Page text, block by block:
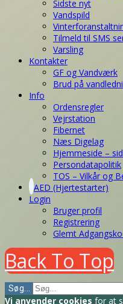
Sidste nyt
Vandspild
Tilmeld til SMS
Varsling
Kontakter
GF og Vandværk
Brud på
Info
Ordensregler
Vejrstation
Fibernet
Næs Digelag
Hjemmeside –
Persondatapolitik
TOS – Vilkår og
AED (Hjertestarter)
Login
Bruger profil
Registrering
Glemt
Back To Top
Søg...
Vi anvender cookies for at